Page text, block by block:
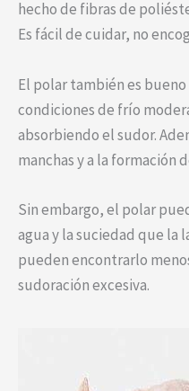
hecho de fibras de
Es fácil de cuidar, no
El polar también es
condiciones de frío
absorbiendo el sudor.
manchas y a la formación
Sin embargo, el polar
agua y la suciedad que la
pueden encontrarlo
sudoración excesiva.